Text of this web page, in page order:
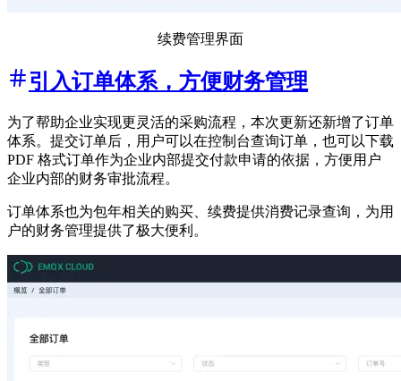
续费管理界面
引入订单体系，方便财务管理
为了帮助企业实现更灵活的采购流程，本次更新还新增了订单
体系。提交订单后，用户可以在控制台查询订单，也可以下载
PDF 格式订单作为企业内部提交付款申请的依据，方便用户
企业内部的财务审批流程。
订单体系也为包年相关的购买、续费提供消费记录查询，为用
户的财务管理提供了极大便利。